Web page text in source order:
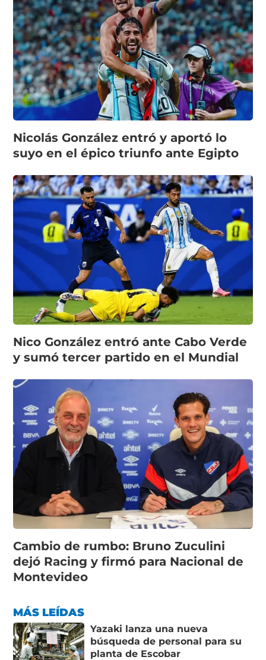
Nicolás González entró y aportó lo
suyo en el épico triunfo ante Egipto
Nico González entró ante Cabo Verde
y sumó tercer partido en el Mundial
Cambio de rumbo: Bruno Zuculini
dejó Racing y firmó para Nacional de
Montevideo
MÁS LEÍDAS
Yazaki lanza una nueva
búsqueda de personal para su
planta de Escobar